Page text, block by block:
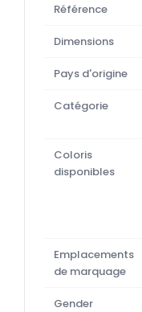
Référence
Dimensions
Pays d'origine
Catégorie
Coloris
disponibles
Emplacements
de marquage
Gender